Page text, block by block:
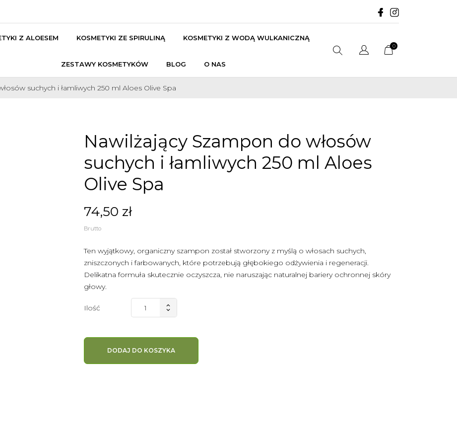
Z ALOESEM KOSMETYKI ZE SPIRULINĄ KOSMETYKI Z WODĄ WULKANICZNĄ
ZESTAWY KOSMETYKÓW BLOG O NAS
0
suchych i łamliwych 250 ml Aloes Olive Spa
Nawilżający Szampon do włosów
suchych i łamliwych 250 ml Aloes
Olive Spa
74,50 zł
Brutto
Ten wyjątkowy, organiczny szampon został stworzony z myślą o włosach suchych,
zniszczonych i farbowanych, które potrzebują głębokiego odżywienia i regeneracji.
Delikatna formuła skutecznie oczyszcza, nie naruszając naturalnej bariery ochronnej skóry
głowy.
Ilość
DODAJ DO KOSZYKA